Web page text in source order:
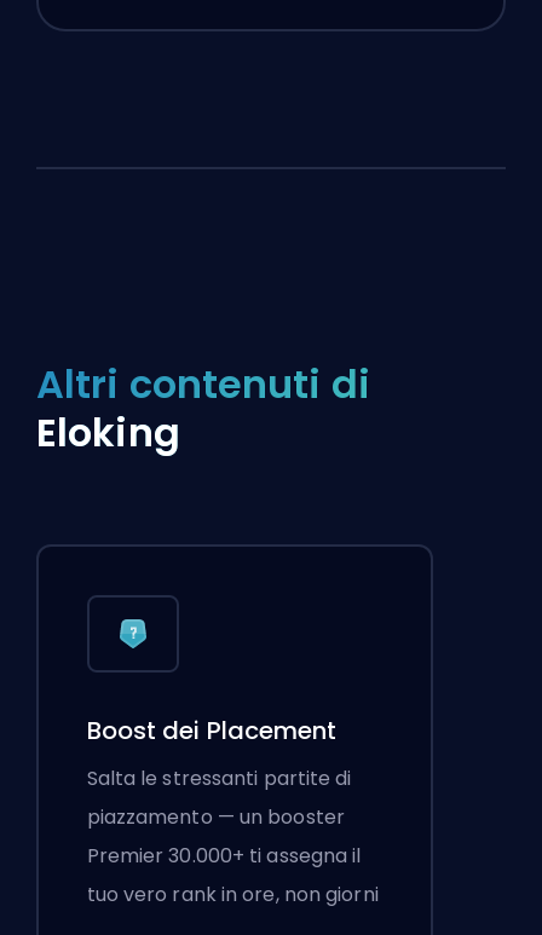
Altri contenuti di
Eloking
Boost dei Placement
Salta le stressanti partite di
piazzamento — un booster
Premier 30.000+ ti assegna il
tuo vero rank in ore, non giorni